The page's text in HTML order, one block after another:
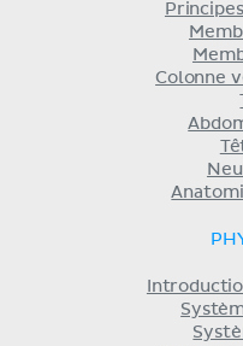
Colonne